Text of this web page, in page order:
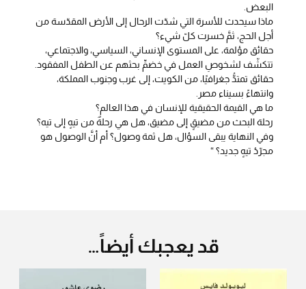
البعض.
ماذا سيحدث للأسرة التي شدّت الرحال إلى الأرض المقدّسة من
أجل الحج، ثمَّ خسرت كلّ شيء؟
حقائق مؤلمة، على المستوى الإنساني، السياسي، والاجتماعي،
تتكشّف لشخوصِ العمل في خضمِّ بحثهم عن الطفل المفقود.
حقائق تمتدُّ جغرافيًا، من الكويت، إلى غرب وجنوب المملكة،
وانتهاءً بسيناء مصر.
ما هي القيمة الحقيقية للإنسان في هذا العالم؟
رحلة البحث من مضيقٍ إلى مضيق، هل هي رحلةٌ من تيهٍ إلى تيه؟
وفي النهاية يبقى السؤال، هل ثمة وصول؟ أم أنَّ الوصول هو
مجرّدُ تيهٍ جديد؟ “
قد يعجبك أيضاً…